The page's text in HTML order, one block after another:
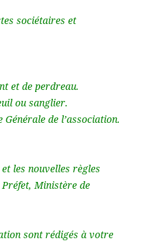
sociétaires et
et de perdreau.
ou sanglier.
de l’association.
les nouvelles règles
Ministère de
sont rédigés à votre